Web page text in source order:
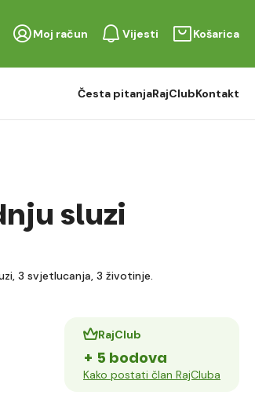
Moj račun Vijesti Košarica
Česta pitanjaRajClubKontakt
sluzi
3 svjetlucanja, 3 životinje.
RajClub
+ 5 bodova
Kako postati član RajCluba